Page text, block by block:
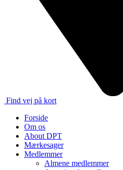
Find vej på kort
Forside
Om os
About DPT
Mærkesager
Medlemmer
Almene medlemmer